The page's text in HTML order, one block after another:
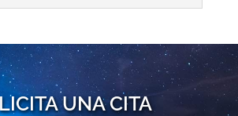
UNA CITA